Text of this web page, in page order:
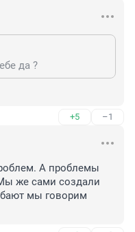
да ?
+5 –1
А проблемы
же сами создали
мы говорим